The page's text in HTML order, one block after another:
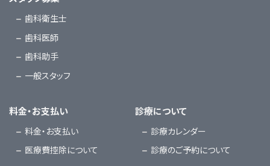
歯科衛生士
歯科医師
歯科助手
一般スタッフ
料金・お支払い
料金・お支払い
医療費控除について
診療について
診療カレンダー
診療のご予約について